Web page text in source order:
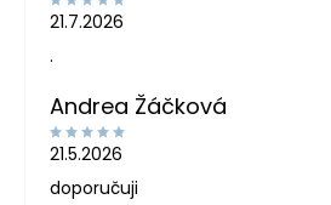
21.7.2026
.
Andrea Žáčková
21.5.2026
doporučuji